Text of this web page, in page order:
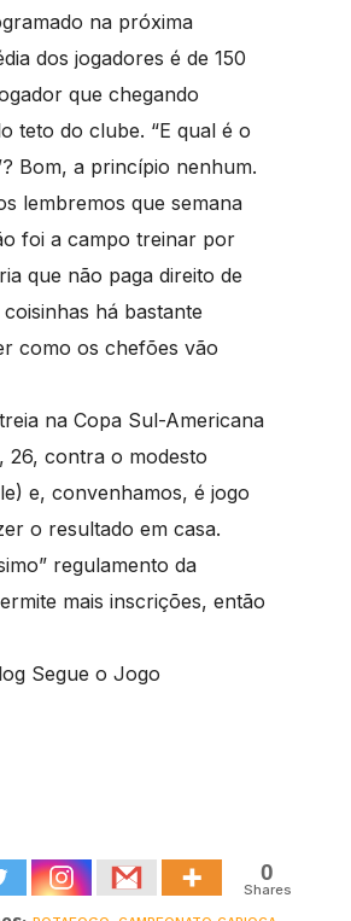
na próxima
dos jogadores é de 150
que chegando
teto do clube. “E qual é o
Bom, a princípio nenhum.
lembremos que semana
foi a campo treinar por
que não paga direito de
há bastante
como os chefões vão
na Copa Sul-Americana
26, contra o modesto
e, convenhamos, é jogo
o resultado em casa.
regulamento da
mais inscrições, então
Segue o Jogo
0
Shares